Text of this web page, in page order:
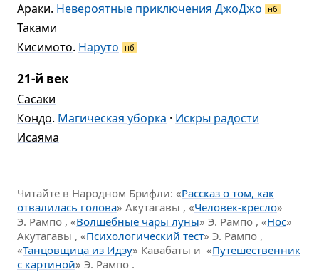
Араки. Невероятные приключения ДжоДжо нб
Таками
Кисимото. Наруто нб
21-й век
Сасаки
Кондо. Магическая уборка · Искры радости
Исаяма
Читайте в Народном Брифли: «Рассказ о том, как
отвалилась голова» Акутагавы , «Человек-кресло»
Э. Рампо , «Волшебные чары луны» Э. Рампо , «Нос»
Акутагавы , «Психологический тест» Э. Рампо ,
«Танцовщица из Идзу» Кавабаты и «Путешественник
с картиной» Э. Рампо .